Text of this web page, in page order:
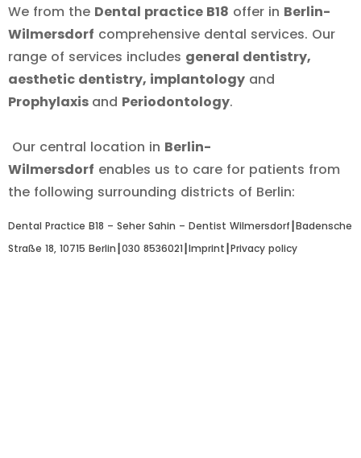
We from the Dental practice B18 offer in Berlin-
Wilmersdorf comprehensive dental services. Our
range of services includes general dentistry,
aesthetic dentistry, implantology and
Prophylaxis and Periodontology.
Our central location in Berlin-
Wilmersdorf enables us to care for patients from
the following surrounding districts of Berlin:
Dental Practice B18 – Seher Sahin – Dentist Wilmersdorf┃ Badensche
Straße 18, 10715 Berlin 030 8536021 Imprint Privacy policy